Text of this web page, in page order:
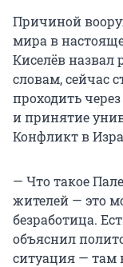
Причиной
мира в
Киселёв назвал
словам, сейчас
проходить
и принятие
Конфликт в
— Что такое
жителей — это
безработица.
объяснил
ситуация — там